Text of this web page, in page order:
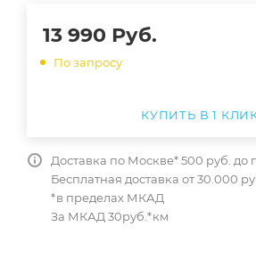
13 990 Руб.
По запросу
КУПИТЬ В 1
Доставка по Москве* 500 руб. до
Бесплатная доставка от 30.000
*в пределах МКАД
За МКАД 30руб.*км